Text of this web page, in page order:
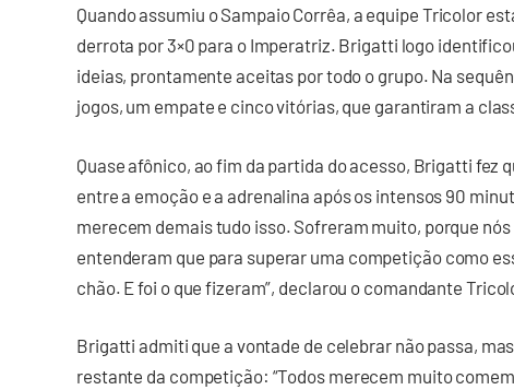
Quando assumiu o Sampaio Corrêa, a equipe Tricolor
derrota por 3×0 para o Imperatriz. Brigatti logo
ideias, prontamente aceitas por todo o grupo. Na
jogos, um empate e cinco vitórias, que garantiram a
Quase afônico, ao fim da partida do acesso, Brigatti fez
entre a emoção e a adrenalina após os intensos 90
merecem demais tudo isso. Sofreram muito, porque
entenderam que para superar uma competição como
chão. E foi o que fizeram”, declarou o comandante
Brigatti admiti que a vontade de celebrar não passa,
restante da competição: “Todos merecem muito